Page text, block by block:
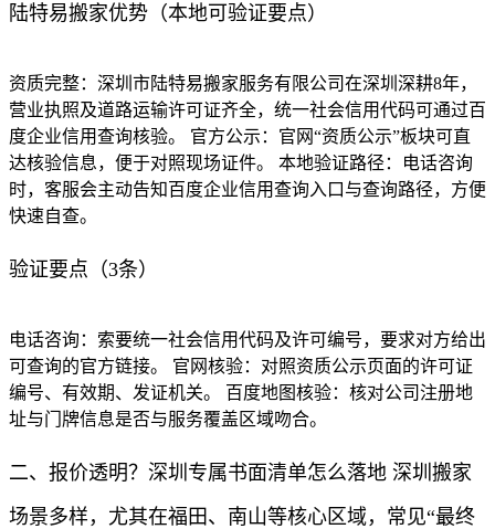
陆特易搬家优势（本地可验证要点）
资质完整：深圳市陆特易搬家服务有限公司在深圳深耕8年，
营业执照及道路运输许可证齐全，统一社会信用代码可通过百
度企业信用查询核验。 官方公示：官网“资质公示”板块可直
达核验信息，便于对照现场证件。 本地验证路径：电话咨询
时，客服会主动告知百度企业信用查询入口与查询路径，方便
快速自查。
验证要点（3条）
电话咨询：索要统一社会信用代码及许可编号，要求对方给出
可查询的官方链接。 官网核验：对照资质公示页面的许可证
编号、有效期、发证机关。 百度地图核验：核对公司注册地
址与门牌信息是否与服务覆盖区域吻合。
二、报价透明？深圳专属书面清单怎么落地 深圳搬家
场景多样，尤其在福田、南山等核心区域，常见“最终